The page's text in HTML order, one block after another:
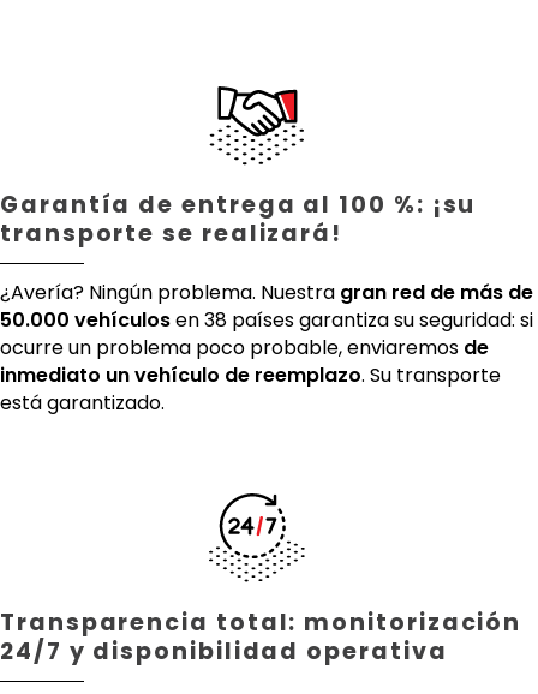
Garantía de entrega al 100 %: ¡su
transporte se realizará!
¿Avería? Ningún problema. Nuestra gran red de más de
50.000 vehículosen 38 países garantiza su seguridad: si
ocurre un problema poco probable, enviaremos de
inmediato un vehículo de reemplazo. Su transporte
está garantizado.
Transparencia total: monitorización
24/7 y disponibilidad operativa